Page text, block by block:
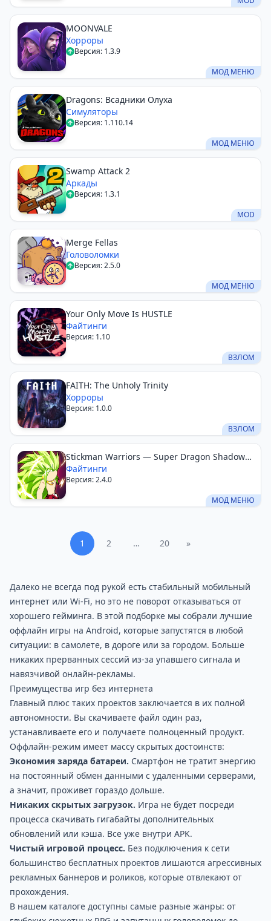
MOONVALE
Хорроры
Версия: 1.3.9
МОД МЕНЮ
Dragons: Всадники Олуха
Симуляторы
Версия: 1.110.14
МОД МЕНЮ
Swamp Attack 2
Аркады
Версия: 1.3.1
MOD
Merge Fellas
Головоломки
Версия: 2.5.0
МОД МЕНЮ
Your Only Move Is HUSTLE
Файтинги
Версия: 1.10
ВЗЛОМ
FAITH: The Unholy Trinity
Хорроры
Версия: 1.0.0
ВЗЛОМ
Stickman Warriors — Super Dragon Shadow
Fight
Файтинги
Версия: 2.4.0
МОД МЕНЮ
1 2 … 20 »
Далеко не всегда под рукой есть стабильный мобильный
интернет или Wi-Fi, но это не поворот отказываться от
хорошего гейминга. В этой подборке мы собрали лучшие
оффлайн игры на Android, которые запустятся в любой
ситуации: в самолете, в дороге или за городом. Больше
никаких прерванных сессий из-за упавшего сигнала и
навязчивой онлайн-рекламы.
Преимущества игр без интернета
Главный плюс таких проектов заключается в их полной
автономности. Вы скачиваете файл один раз,
устанавливаете его и получаете полноценный продукт.
Оффлайн-режим имеет массу скрытых достоинств:
Экономия заряда батареи. Смартфон не тратит энергию
на постоянный обмен данными с удаленными серверами,
а значит, проживет гораздо дольше.
Никаких скрытых загрузок. Игра не будет посреди
процесса скачивать гигабайты дополнительных
обновлений или кэша. Все уже внутри APK.
Чистый игровой процесс. Без подключения к сети
большинство бесплатных проектов лишаются агрессивных
рекламных баннеров и роликов, которые отвлекают от
прохождения.
В нашем каталоге доступны самые разные жанры: от